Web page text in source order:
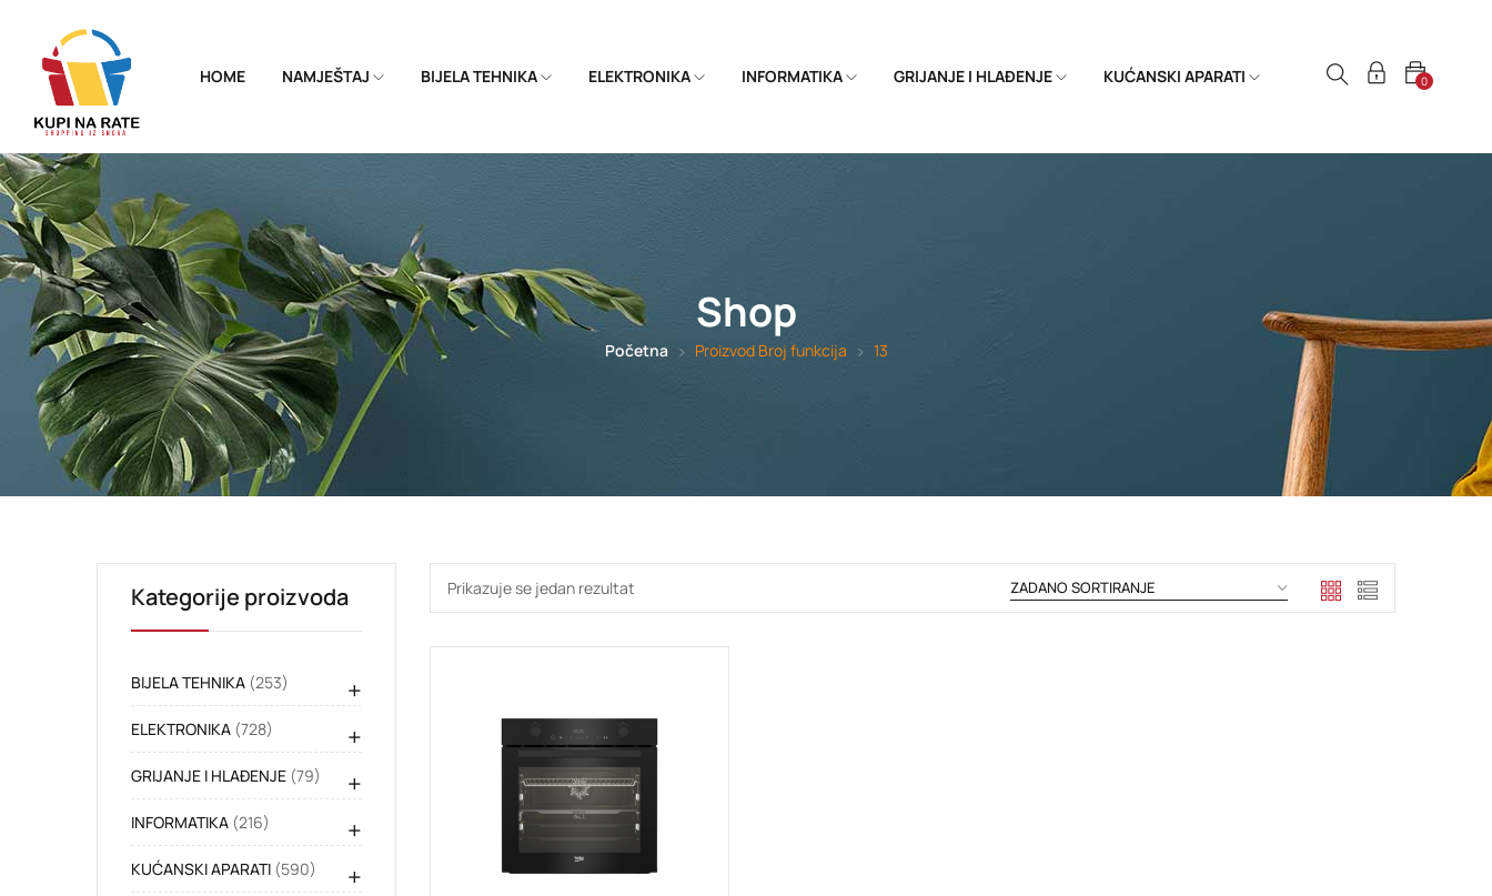
HOME NAMJEŠTAJ BIJELA TEHNIKA ELEKTRONIKA INFORMATIKA GRIJANJE I HLAĐENJE KUĆANSKI APARATI 0
Shop
Početna Proizvod Broj funkcija 13
Kategorije proizvoda
BIJELA TEHNIKA (253) +
ELEKTRONIKA (728) +
GRIJANJE I HLAĐENJE (79) +
INFORMATIKA (216) +
KUĆANSKI APARATI (590) +
Prikazuje se jedan rezultat